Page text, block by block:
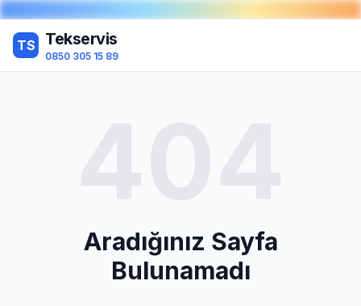
TS Tekservis
0850 305 15 89
Aradığınız Sayfa
Bulunamadı